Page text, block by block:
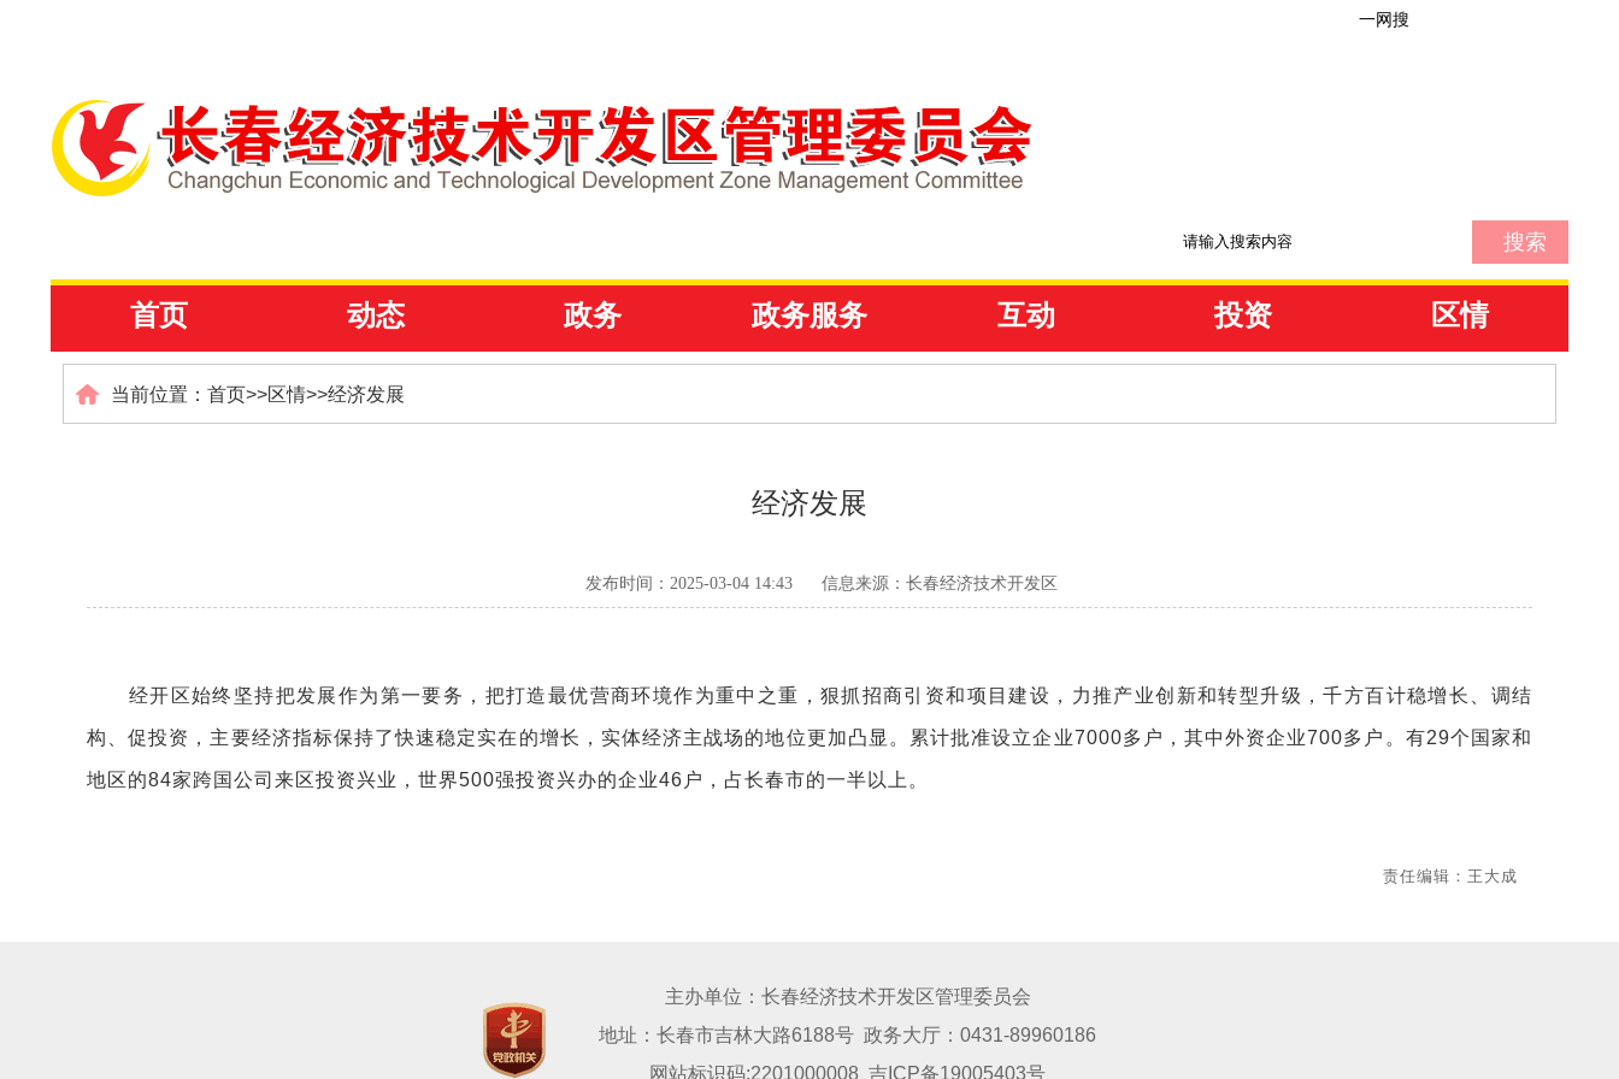
一网搜
首页 动态 政务 政务服务 互动 投资 区情
当前位置： 首页>>区情>>经济发展
经济发展
发布时间：2025-03-04 14:43 信息来源：长春经济技术开发区
经开区始终坚持把发展作为第一要务，把打造最优营商环境作为重中之重，狠抓招商引资和项目建设，力推产业创新和转型升级，千方百计稳增长、调结
构、促投资，主要经济指标保持了快速稳定实在的增长，实体经济主战场的地位更加凸显。累计批准设立企业7000多户，其中外资企业700多户。有29个国家和
地区的84家跨国公司来区投资兴业，世界500强投资兴办的企业46户，占长春市的一半以上。
责任编辑：王大成
主办单位：长春经济技术开发区管理委员会
地址：长春市吉林大路6188号 政务大厅：0431-89960186
网站标识码:2201000008 吉ICP备19005403号